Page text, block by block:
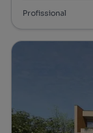
Profissional